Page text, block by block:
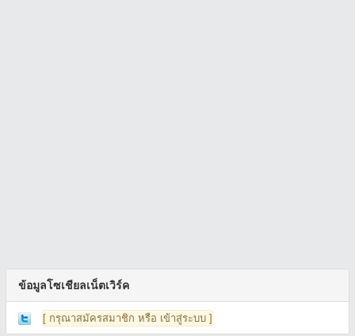
ข้อมูลโซเชียลเน็ตเวิร์ค
[ กรุณาสมัครสมาชิก หรือ เข้าสู่ระบบ ]